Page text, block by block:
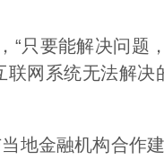
要能解决问题，
网系统无法解
金融机构合作